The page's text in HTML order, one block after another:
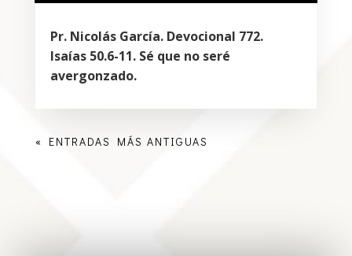
Pr. Nicolás García. Devocional 772.
Isaías 50.6-11. Sé que no seré
avergonzado.
« ENTRADAS MÁS ANTIGUAS